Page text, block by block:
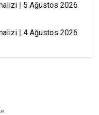
| 5 Ağustos 2026
| 4 Ağustos 2026